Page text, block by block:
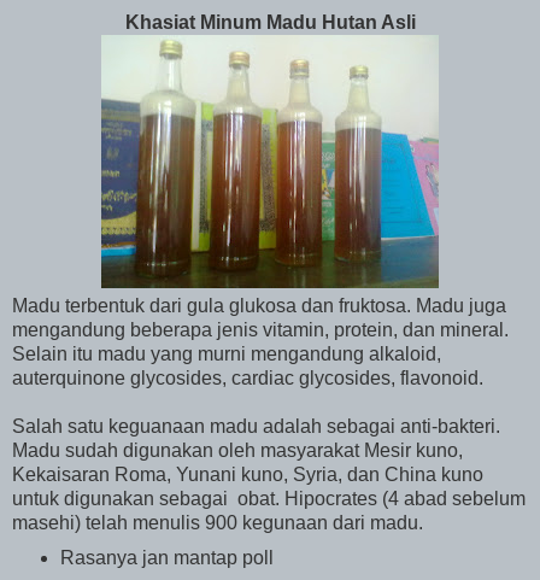
Khasiat Minum Madu Hutan Asli
Madu terbentuk dari gula glukosa dan fruktosa. Madu juga
mengandung beberapa jenis vitamin, protein, dan mineral.
Selain itu madu yang murni mengandung alkaloid,
auterquinone glycosides, cardiac glycosides, flavonoid.
Salah satu keguanaan madu adalah sebagai anti-bakteri.
Madu sudah digunakan oleh masyarakat Mesir kuno,
Kekaisaran Roma, Yunani kuno, Syria, dan China kuno
untuk digunakan sebagai obat. Hipocrates (4 abad sebelum
masehi) telah menulis 900 kegunaan dari madu.
Rasanya jan mantap poll